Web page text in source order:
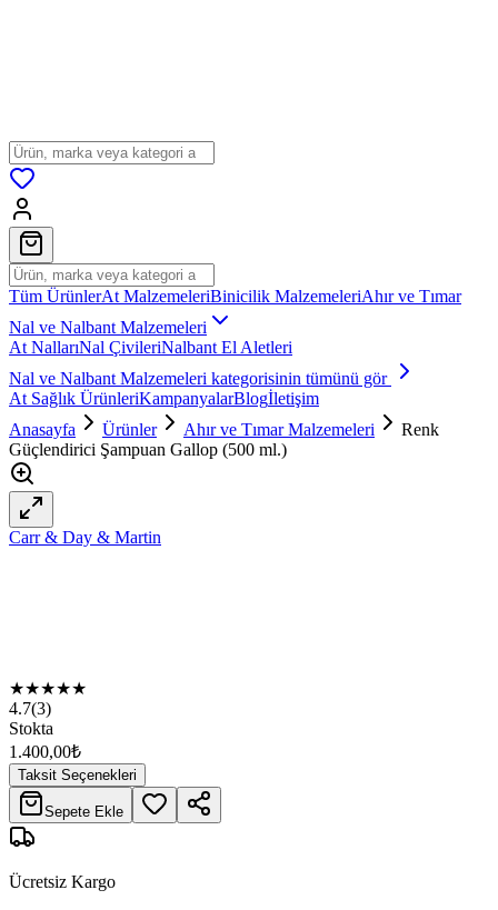
Tüm ÜrünlerAt MalzemeleriBinicilik MalzemeleriAhır ve Tımar
Nal ve Nalbant Malzemeleri
At NallarıNal ÇivileriNalbant El Aletleri
Nal ve Nalbant Malzemeleri kategorisinin tümünü gör
At Sağlık ÜrünleriKampanyalarBlogİletişim
Anasayfa
Ürünler Ahır ve Tımar Malzemeleri
Renk
Güçlendirici Şampuan Gallop (500 ml.)
Carr & Day & Martin
★★★★★
4.7(3)
Stokta
1.400,00₺
Taksit Seçenekleri
Sepete Ekle
Ücretsiz Kargo